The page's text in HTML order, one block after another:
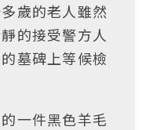
歲的老人雖然
的接受警方人
墓碑上等候檢
一件黑色羊毛